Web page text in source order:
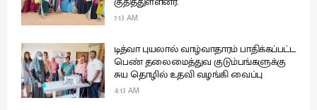
7:13 AM
டித்வா புயலால் வாழ்வாதாரம் பாதிக்கப்பட்ட
பெண் தலைமைத்துவ குடும்பங்களுக்கு
சுய தொழில் உதவி வழங்கி வைப்பு
4:13 AM